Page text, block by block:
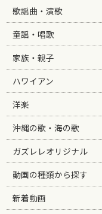
歌謡曲・演歌
童謡・唱歌
家族・親子
ハワイアン
洋楽
沖縄の歌・海の歌
ガズレレオリジナル
動画の種類から探す
新着動画